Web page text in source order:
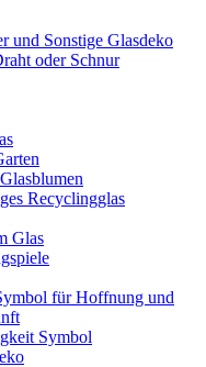
und Sonstige Glasdeko
oder Schnur
Recyclingglas
Glas
für Hoffnung und
Symbol